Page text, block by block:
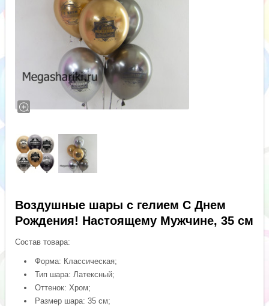
Воздушные шары с гелием С Днем
Рождения! Настоящему Мужчине, 35 см
Состав товара:
Форма: Классическая;
Тип шара: Латексный;
Оттенок: Хром;
Размер шара: 35 см;